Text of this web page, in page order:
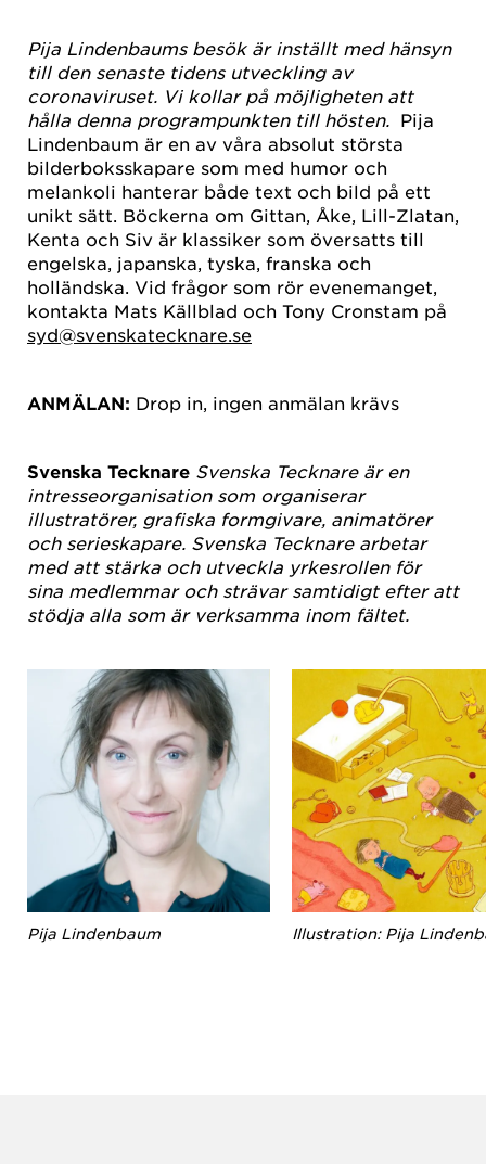
Pija Lindenbaums besök är inställt med hänsyn
till den senaste tidens utveckling av
coronaviruset. Vi kollar på möjligheten att
hålla denna programpunkten till hösten. Pija
Lindenbaum är en av våra absolut största
bilderboksskapare som med humor och
melankoli hanterar både text och bild på ett
unikt sätt. Böckerna om Gittan, Åke, Lill-Zlatan,
Kenta och Siv är klassiker som översatts till
engelska, japanska, tyska, franska och
holländska. Vid frågor som rör evenemanget,
kontakta Mats Källblad och Tony Cronstam på
syd@svenskatecknare.se
ANMÄLAN: Drop in, ingen anmälan krävs
Svenska Tecknare Svenska Tecknare är en
intresseorganisation som organiserar
illustratörer, grafiska formgivare, animatörer
och serieskapare. Svenska Tecknare arbetar
med att stärka och utveckla yrkesrollen för
sina medlemmar och strävar samtidigt efter att
stödja alla som är verksamma inom fältet.
Pija Lindenbaum Illustration: Pija